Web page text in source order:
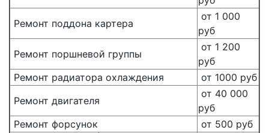
Ремонт поддона картера
от 1 000
руб
Ремонт поршневой группы
от 1 200
руб
Ремонт радиатора охлаждения
от 1000 руб
Ремонт двигателя
от 40 000
руб
Ремонт форсунок
от 500 руб